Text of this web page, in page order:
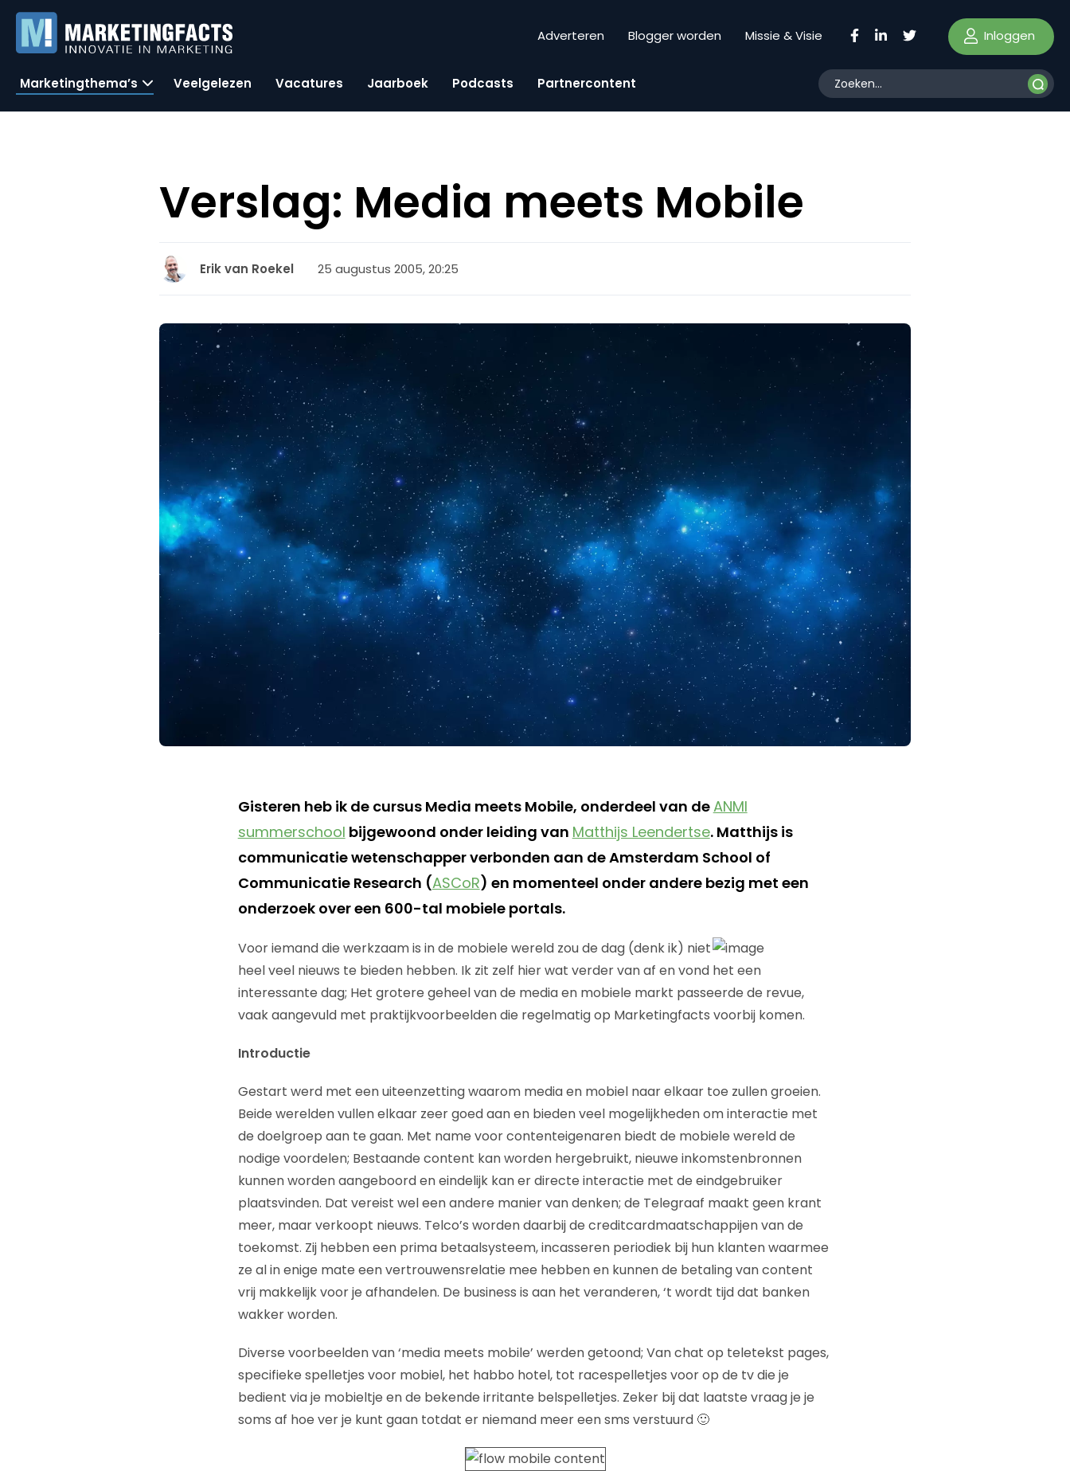
Adverteren Blogger worden Missie & Visie Inloggen
Marketingthema’s Veelgelezen Vacatures Jaarboek Podcasts Partnercontent
Verslag: Media meets Mobile
Erik van Roekel 25 augustus 2005, 20:25
Gisteren heb ik de cursus Media meets Mobile, onderdeel van deANMI
summerschool bijgewoond onder leiding van Matthijs Leendertse. Matthijs is
communicatie wetenschapper verbonden aan de Amsterdam School of
Communicatie Research (ASCoR) en momenteel onder andere bezig met een
onderzoek over een 600-tal mobiele portals.
Voor iemand die werkzaam is in de mobiele wereld zou de dag (denk ik) niet
heel veel nieuws te bieden hebben. Ik zit zelf hier wat verder van af en vond het een
interessante dag; Het grotere geheel van de media en mobiele markt passeerde de revue,
vaak aangevuld met praktijkvoorbeelden die regelmatig op Marketingfacts voorbij komen.
Introductie
Gestart werd met een uiteenzetting waarom media en mobiel naar elkaar toe zullen groeien.
Beide werelden vullen elkaar zeer goed aan en bieden veel mogelijkheden om interactie met
de doelgroep aan te gaan. Met name voor contenteigenaren biedt de mobiele wereld de
nodige voordelen; Bestaande content kan worden hergebruikt, nieuwe inkomstenbronnen
kunnen worden aangeboord en eindelijk kan er directe interactie met de eindgebruiker
plaatsvinden. Dat vereist wel een andere manier van denken; de Telegraaf maakt geen krant
meer, maar verkoopt nieuws. Telco’s worden daarbij de creditcardmaatschappijen van de
toekomst. Zij hebben een prima betaalsysteem, incasseren periodiek bij hun klanten waarmee
ze al in enige mate een vertrouwensrelatie mee hebben en kunnen de betaling van content
vrij makkelijk voor je afhandelen. De business is aan het veranderen, ‘t wordt tijd dat banken
wakker worden.
Diverse voorbeelden van ‘media meets mobile’ werden getoond; Van chat op teletekst pages,
specifieke spelletjes voor mobiel, het habbo hotel, tot racespelletjes voor op de tv die je
bedient via je mobieltje en de bekende irritante belspelletjes. Zeker bij dat laatste vraag je je
soms af hoe ver je kunt gaan totdat er niemand meer een sms verstuurd 🙂